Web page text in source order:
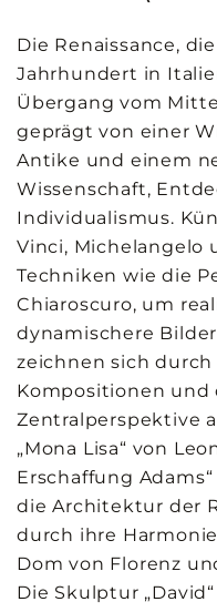
Die Renaissance,
Jahrhundert in
Übergang vom
geprägt von einer
Antike und einem
Wissenschaft,
Individualismus.
Vinci, Michelangelo
Techniken wie die
Chiaroscuro, um
dynamischere
zeichnen sich
Kompositionen und
Zentralperspektive
„Mona Lisa“ von
Erschaffung
die Architektur der
durch ihre
Dom von Florenz
Die Skulptur